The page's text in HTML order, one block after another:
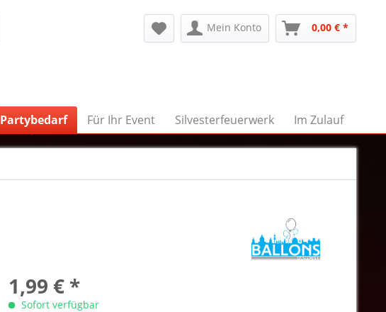
Mein Konto 0,00 € *
Partybedarf Für Ihr Event Silvesterfeuerwerk Im Zulauf
1,99 € *
Sofort verfügbar